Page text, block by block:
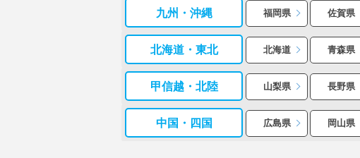
九州・沖縄 福岡県 佐賀県
北海道・東北 北海道 青森県
甲信越・北陸 山梨県 長野県
中国・四国 広島県 岡山県